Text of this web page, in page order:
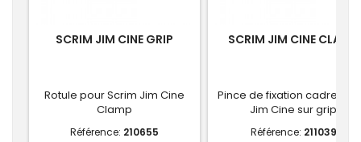
SCRIM JIM CINE GRIP
Rotule pour Scrim Jim Cine
Clamp
Référence: 210655
SCRIM JIM CINE CLAMP
Pince de fixation cadre
Jim Cine sur grip
Référence: 211039